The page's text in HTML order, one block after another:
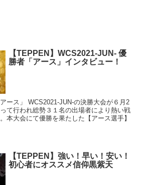
【TEPPEN】WCS2021-JUN- 優
勝者「アース」インタビュー！
ース」 WCS2021-JUN-の決勝大会が６月2
て行われ総勢３１名の出場者により熱い戦
本大会にて優勝を果たした【アース選手】
【TEPPEN】強い！早い！安い！
初心者にオススメ信仰黒紫天